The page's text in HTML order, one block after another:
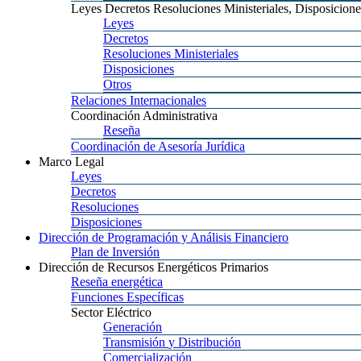
Leyes Decretos Resoluciones Ministeriales,
Leyes
Decretos
Resoluciones Ministeriales
Disposiciones
Otros
Relaciones Internacionales
Coordinación Administrativa
Reseña
Coordinación de Asesoría Jurídica
Marco Legal
Leyes
Decretos
Resoluciones
Disposiciones
Dirección de Programación y Análisis Financiero
Plan de Inversión
Dirección de Recursos Energéticos Primarios
Reseña energética
Funciones Específicas
SectorEléctrico
Generación
Transmisión y Distribución
Comercialización